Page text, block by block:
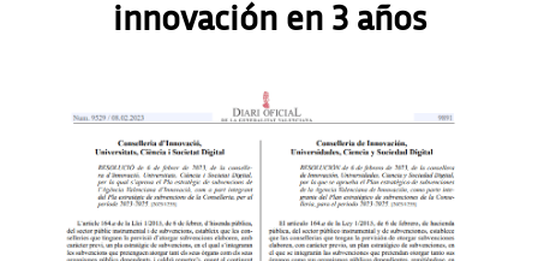
innovación en 3 años